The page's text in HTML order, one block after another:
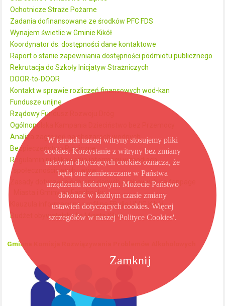
Ochotnicze Straże Pożarne
Zadania dofinansowane ze środków PFC FDS
Wynajem świetlic w Gminie Kikół
Koordynator ds. dostępności dane kontaktowe
Raport o stanie zapewniania dostępności podmiotu publicznego
Rekrutacja do Szkoły Inicjatyw Strażniczych
DOOR-to-DOOR
Kontakt w sprawie rozliczeń finansowych wod-kan
Fundusze unijne
Rządowy Fundusz Rozwoju Dróg
Ogólnopolska Kampania Dzieciństwo bez Przemocy
Analiza zagrożeń na obszarach wodnych
Bezpieczeństwo Publiczne
Regulamin publikowania informacji w mediach
społecznościowych i www
Zasady dotyczące ochrony danych osobowych na fanpage
Miasta i Gminy na Facebooku
Klauzula informacyjna profil na FB dla UMiG Kikół
Budżet obywatelski dla Miasta Kikół
Gminna Komisja Rozwiązywania Problemów Alkoholowych
Zamknij
W ramach naszej witryny stosujemy pliki
cookies. Korzystanie z witryny bez zmiany
ustawień dotyczących cookies oznacza, że
będą one zamieszczane w Państwa
urządzeniu końcowym. Możecie Państwo
dokonać w każdym czasie zmiany
ustawień dotyczących cookies. Więcej
szczegółów w naszej 'Polityce Cookies'.